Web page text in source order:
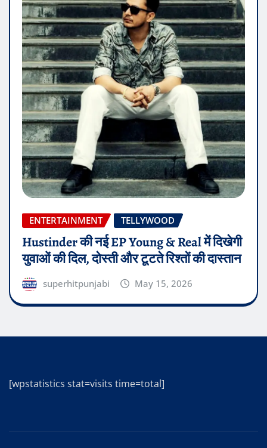
ENTERTAINMENT TELLYWOOD
Hustinder की नई EP Young & Real में दिखेगी
युवाओं की दिल, दोस्ती और टूटते रिश्तों की दास्तान
superhitpunjabi May 15, 2026
[wpstatistics stat=visits time=total]